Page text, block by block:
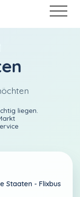
liegen.
Staaten - Flixbus